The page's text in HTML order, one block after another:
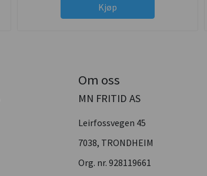
Kjøp
Om oss
MN FRITID AS
Leirfossvegen 45
7038, TRONDHEIM
Org. nr. 928119661